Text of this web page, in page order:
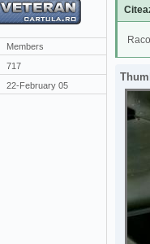
Members
717
22-February 05